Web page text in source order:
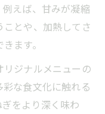
えば、甘みが凝縮
とや、加熱してさ
ます。
リジナルメニューの
な食文化に触れる
をより深く味わ